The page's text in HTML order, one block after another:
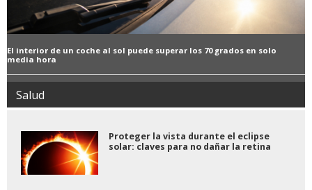
El interior de un coche al sol puede superar los 70 grados en solo
media hora
Salud
Proteger la vista durante el eclipse
solar: claves para no dañar la retina